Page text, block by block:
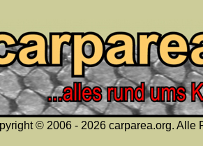
© 2006 - 2026 carparea.org. Alle